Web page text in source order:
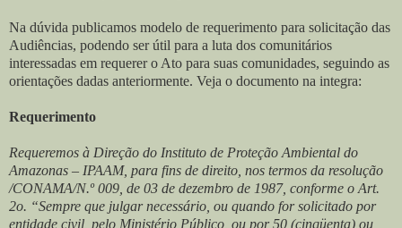
Na dúvida publicamos modelo de requerimento para solicitação das
Audiências, podendo ser útil para a luta dos comunitários
interessadas em requerer o Ato para suas comunidades, seguindo as
orientações dadas anteriormente. Veja o documento na integra:
Requerimento
Requeremos à Direção do Instituto de Proteção Ambiental do
Amazonas – IPAAM, para fins de direito, nos termos da resolução
/CONAMA/N.º 009, de 03 de dezembro de 1987, conforme o Art.
2o. “Sempre que julgar necessário, ou quando for solicitado por
entidade civil, pelo Ministério Público, ou por 50 (cinqüenta) ou